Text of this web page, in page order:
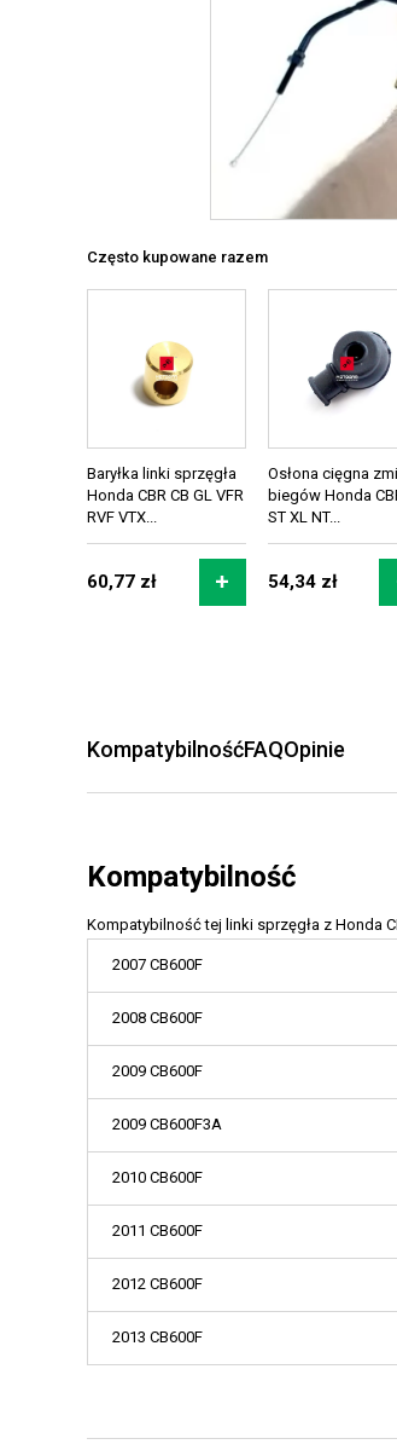
Często kupowane razem
Baryłka linki sprzęgła
Honda CBR CB GL VFR
RVF VTX...
60,77 zł
Osłona cięgna
biegów Honda
ST XL NT...
54,34 zł
KompatybilnośćFAQOpinie
Kompatybilność
Kompatybilność tej linki sprzęgła z Honda
2007 CB600F
2008 CB600F
2009 CB600F
2009 CB600F3A
2010 CB600F
2011 CB600F
2012 CB600F
2013 CB600F